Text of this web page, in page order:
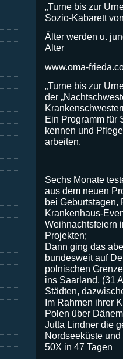
„Turne bis zur
Sozio-Kabarett
Älter werden u.
Alter
www.oma-
„Turne bis zur
der
Ein Programm für
kennen und
arbeiten.
Sechs Monate
aus dem neuen
bei Geburtstagen,
Krankenhaus-
Weihnachtsfeiern
Projekten;
Dann ging das
bundesweit auf
polnischen
ins Saarland. (31
Städten,
Im Rahmen ihrer
Polen über
Jutta Lindner die
Nordseeküste
50X in 47 Tagen